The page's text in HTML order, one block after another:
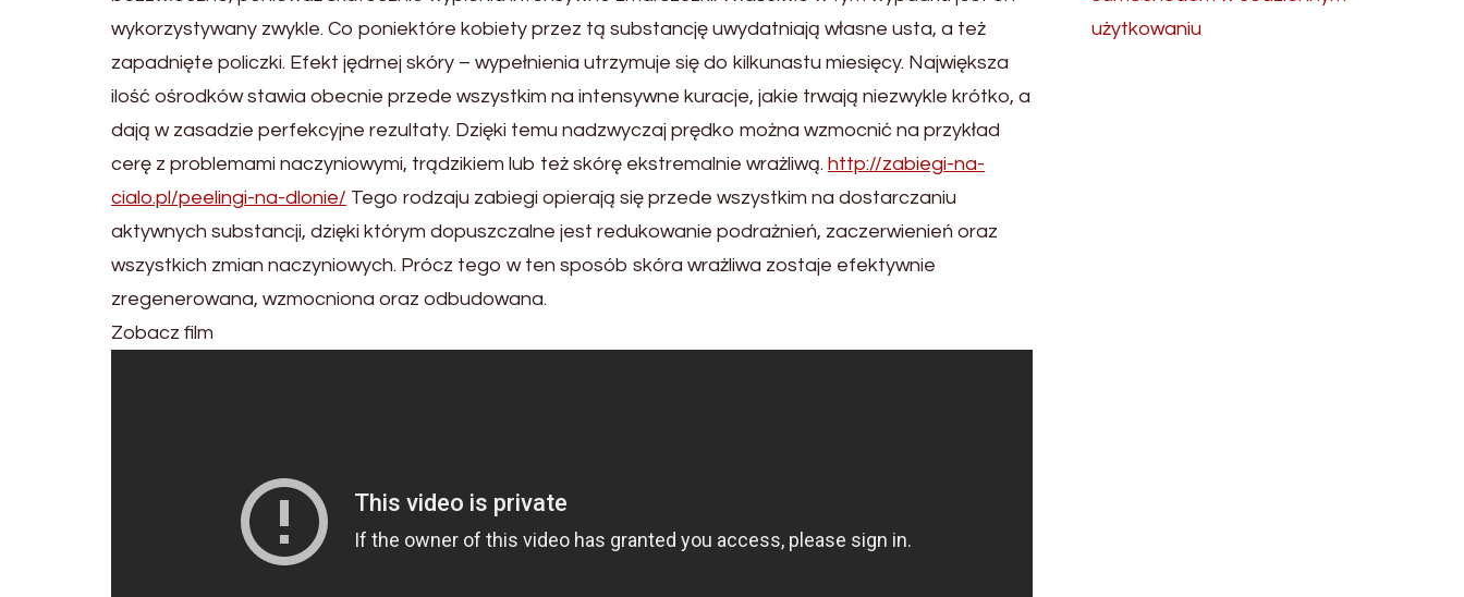
wykorzystywany zwykle. Co poniektóre kobiety przez tą substancję uwydatniają własne usta, a też
zapadnięte policzki. Efekt jędrnej skóry – wypełnienia utrzymuje się do kilkunastu miesięcy. Największa
ilość ośrodków stawia obecnie przede wszystkim na intensywne kuracje, jakie trwają niezwykle krótko, a
dają w zasadzie perfekcyjne rezultaty. Dzięki temu nadzwyczaj prędko można wzmocnić na przykład
cerę z problemami naczyniowymi, trądzikiem lub też skórę ekstremalnie wrażliwą. http://zabiegi-na-
cialo.pl/peelingi-na-dlonie/ Tego rodzaju zabiegi opierają się przede wszystkim na dostarczaniu
aktywnych substancji, dzięki którym dopuszczalne jest redukowanie podrażnień, zaczerwienień oraz
wszystkich zmian naczyniowych. Prócz tego w ten sposób skóra wrażliwa zostaje efektywnie
zregenerowana, wzmocniona oraz odbudowana.
Zobacz film
użytkowaniu